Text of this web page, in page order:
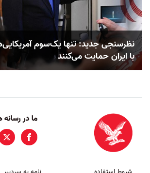
نظرسنجی جدید: تنها یک‌سوم
با ایران حمایت می‌کنند
ما در